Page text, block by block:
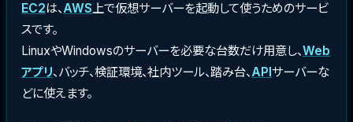
EC2は、 AWS 上で仮想サーバーを起動して使うためのサービ
スです。
LinuxやWindowsのサーバーを必要な台数だけ用意し、Web
アプリ、バッチ、検証環境、社内ツール、踏み台、 APIサーバーな
どに使えます。